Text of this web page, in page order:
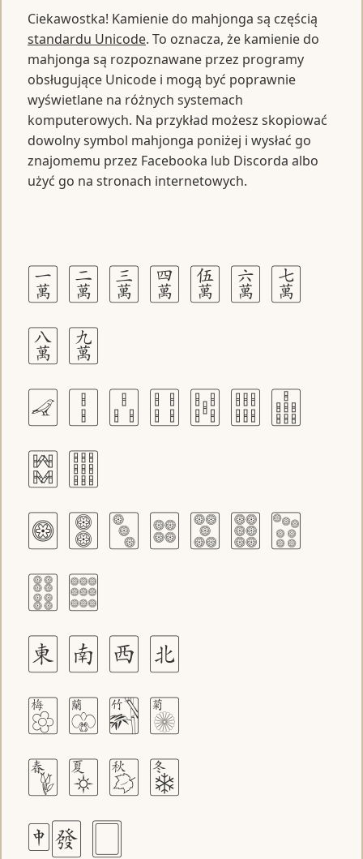
Ciekawostka! Kamienie do mahjonga są częścią
standardu Unicode. To oznacza, że kamienie do
mahjonga są rozpoznawane przez programy
obsługujące Unicode i mogą być poprawnie
wyświetlane na różnych systemach
komputerowych. Na przykład możesz skopiować
dowolny symbol mahjonga poniżej i wysłać go
znajomemu przez Facebooka lub Discorda albo
użyć go na stronach internetowych.
🀇 🀈 🀉 🀊 🀋 🀌 🀍
🀎 🀏
🀐 🀑 🀒 🀓 🀔 🀕 🀖
🀗 🀘
🀙 🀚 🀛 🀜 🀝 🀞 🀟
🀠 🀡
🀀 🀁 🀂 🀃
🀢 🀣 🀤 🀥
🀦 🀧 🀨 🀩
🀄🀅 🀆